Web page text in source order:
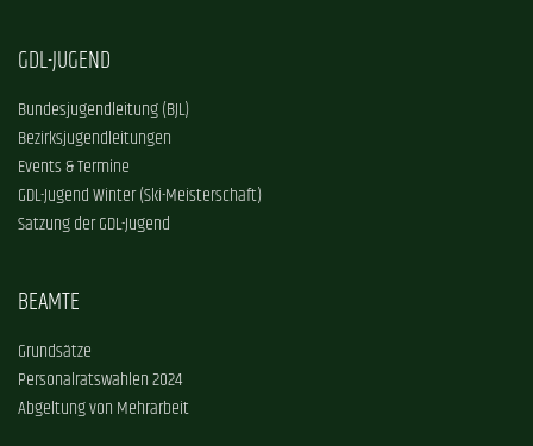
GDL-JUGEND
Bundesjugendleitung (BJL)
Bezirksjugendleitungen
Events & Termine
GDL-Jugend Winter (Ski-Meisterschaft)
Satzung der GDL-Jugend
BEAMTE
Grundsätze
Personalratswahlen 2024
Abgeltung von Mehrarbeit